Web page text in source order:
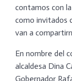
contamos con
como invitados
van a
En nombre del
alcaldesa Dina
Gobernador